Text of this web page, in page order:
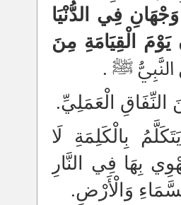
فِي الدُّنْيَا
يَوْمَ الْقِيَامَةِ مِنَ
النَّبِيُّ ﷺ .
النِّفَاقِ الْعَمَلِيِّ.
بِالْكَلِمَةِ لَا
بِهَا فِي النَّارِ
وَالْأَرْضِ.